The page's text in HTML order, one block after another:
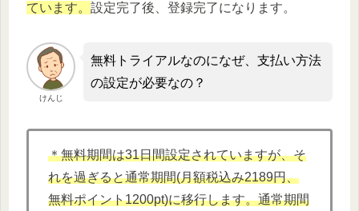
ています。 設定完了後、登録完了になります。
けんじ
無料トライアルなのになぜ、支払い方法
の設定が必要なの？
＊無料期間は31日間設定されていますが、そ
れを過ぎると通常期間(月額税込み2189円、
無料ポイント1200pt)に移行します。通常期間